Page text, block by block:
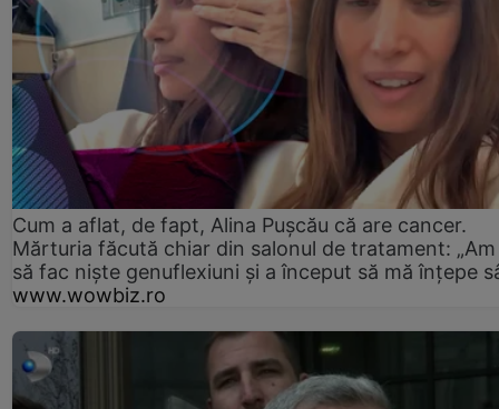
Cum a aflat, de fapt, Alina Pușcău că are cancer.
Mărturia făcută chiar din salonul de tratament:
să fac niște genuflexiuni și a început să mă înțepe
www.wowbiz.ro